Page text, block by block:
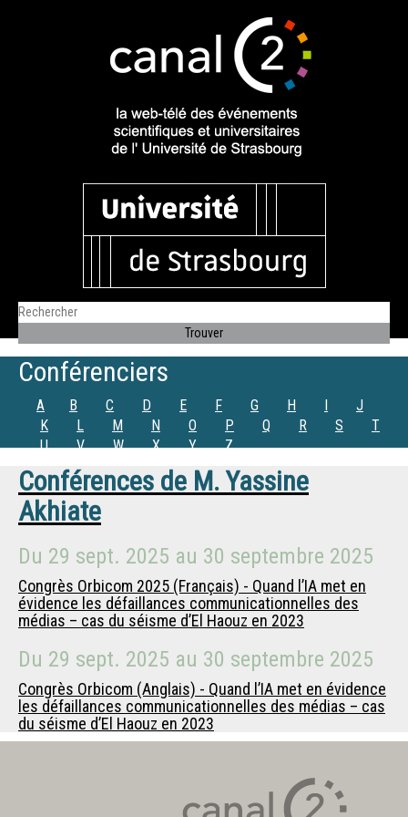
Conférenciers
A B C D E F G H I
J
K
L M N O P Q R S
T
U
V W X Y Z
Conférences de M. Yassine
Akhiate
Du 29 sept. 2025 au 30 septembre 2025
Congrès Orbicom 2025 (Français) - Quand l’IA met en
évidence les défaillances communicationnelles des
médias – cas du séisme d’El Haouz en 2023
Du 29 sept. 2025 au 30 septembre 2025
Congrès Orbicom (Anglais) - Quand l’IA met en évidence
les défaillances communicationnelles des médias – cas
du séisme d’El Haouz en 2023